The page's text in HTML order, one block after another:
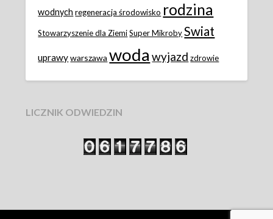
wodnych regeneracja środowisko rodzina
Stowarzyszenie dla Ziemi Super Mikroby Swiat
uprawy warszawa woda wyjazd zdrowie
LICZNIK ODWIEDZIN